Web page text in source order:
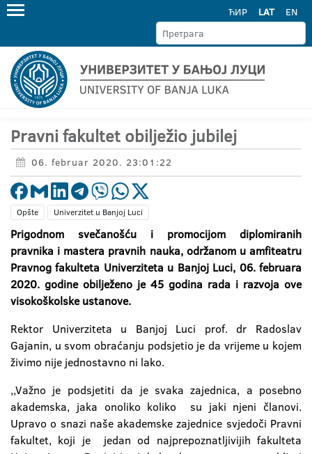
ЋИР LAT EN
Pravni fakultet obilježio jubilej
06. februar 2020. 23:01:22
Opšte Univerzitet u Banjoj Luci
Prigodnom svečanošću i promocijom diplomiranih
pravnika i mastera pravnih nauka, održanom u amfiteatru
Pravnog fakulteta Univerziteta u Banjoj Luci, 06. februara
2020. godine obilježeno je 45 godina rada i razvoja ove
visokoškolske ustanove.
Rektor Univerziteta u Banjoj Luci prof. dr Radoslav
Gajanin, u svom obraćanju podsjetio je da vrijeme u kojem
živimo nije jednostavno ni lako.
,,Važno je podsjetiti da je svaka zajednica, a posebno
akademska, jaka onoliko koliko su jaki njeni članovi.
Upravo o snazi naše akademske zajednice svjedoči Pravni
fakultet, koji je jedan od najprepoznatljivijih fakulteta